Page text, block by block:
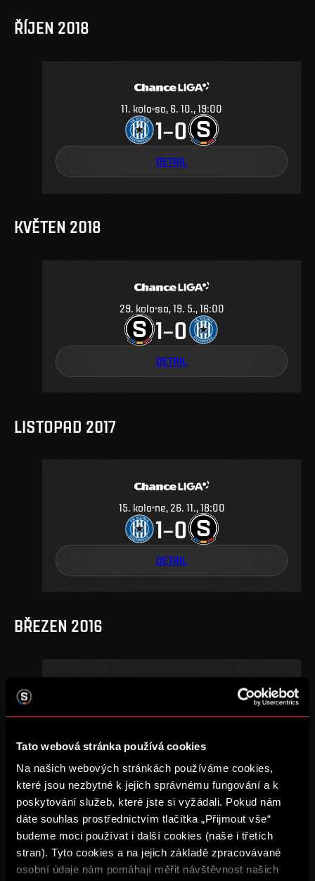
Tato webová stránka používá cookies
Na našich webových stránkách používáme cookies,
které jsou nezbytné k jejich správnému fungování a k
poskytování služeb, které jste si vyžádali. Pokud nám
dáte souhlas prostřednictvím tlačítka „Přijmout vše“
budeme moci používat i další cookies (naše i třetích
stran). Tyto cookies a na jejich základě zpracovávané
osobní údaje nám pomáhají měřit návštěvnost našich
ŘÍJEN 2018
11. kolo so, 6. 10., 19:00
1–0
DETAIL
KVĚTEN 2018
29. kolo so, 19. 5., 16:00
1–0
DETAIL
LISTOPAD 2017
15. kolo ne, 26. 11., 18:00
1–0
DETAIL
BŘEZEN 2016
ZÁŘÍ 2015